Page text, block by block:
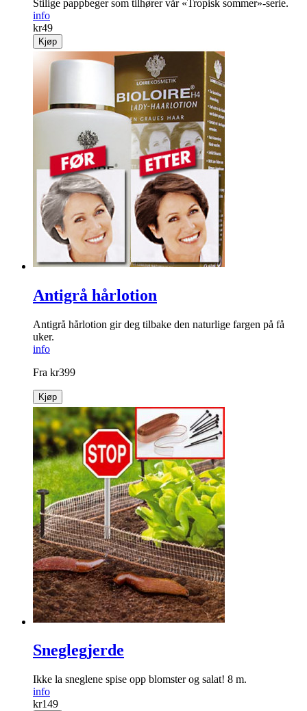
Stilige pappbeger som tilhører vår «Tropisk sommer»-serie.
info
kr49
Kjøp
Antigrå hårlotion
Antigrå hårlotion gir deg tilbake den naturlige fargen på få
uker.
info
Fra kr399
Kjøp
Sneglegjerde
Ikke la sneglene spise opp blomster og salat! 8 m.
info
kr149